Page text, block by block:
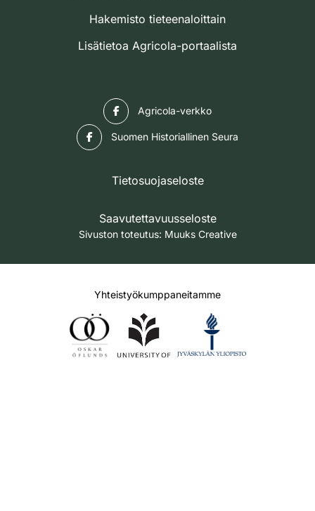
Hakemisto tieteenaloittain
Lisätietoa Agricola-portaalista
Agricola-verkko
Suomen Historiallinen Seura
Tietosuojaseloste
Saavutettavuusseloste
Sivuston toteutus: Muuks Creative
Yhteistyökumppaneitamme